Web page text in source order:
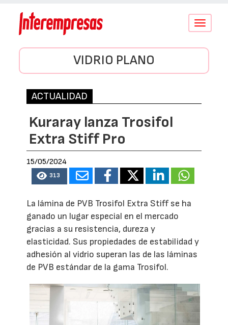
Conmutar
VIDRIO PLANO
ACTUALIDAD
Kuraray lanza Trosifol
Extra Stiff Pro
15/05/2024
313
La lámina de PVB Trosifol Extra Stiff se ha
ganado un lugar especial en el mercado
gracias a su resistencia, dureza y
elasticidad. Sus propiedades de estabilidad y
adhesión al vidrio superan las de las láminas
de PVB estándar de la gama Trosifol.